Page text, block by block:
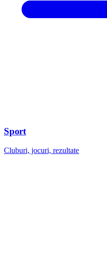
Sport
Cluburi, jocuri, rezultate